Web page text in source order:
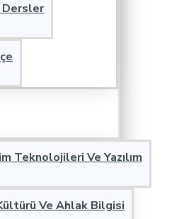
Dersler
Teknolojileri Ve Yazılım
Ve Ahlak Bilgisi